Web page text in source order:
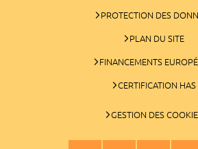
PROTECTION DES
PLAN DU SITE
FINANCEMENTS
CERTIFICATION HAS
GESTION DES